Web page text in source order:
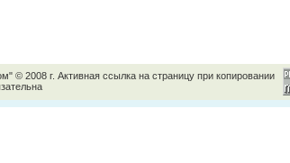
© 2008 г. Активная ссылка на страницу при копировании